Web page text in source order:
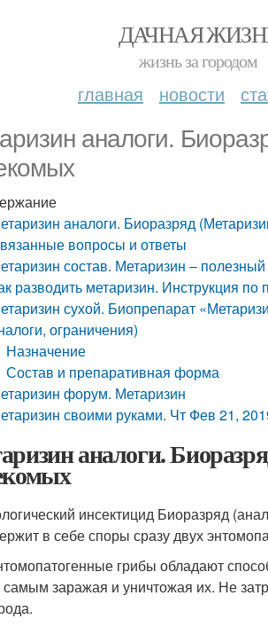
ДАЧНАЯ
жизнь за городом
главная новости
аналоги.
аналоги. Биоразряд
вопросы и ответы
состав. Метаризин – полезный
разводить метаризин. Инструкция
сухой. Биопрепарат
ограничения)
Назначение
Состав и препаративная форма
форум. Метаризин
своими руками. Чт Фев 21,
аналоги.
инсектицид Биоразряд
в себе споры сразу двух
грибы обладают
самым заражая и уничтожая их. Не